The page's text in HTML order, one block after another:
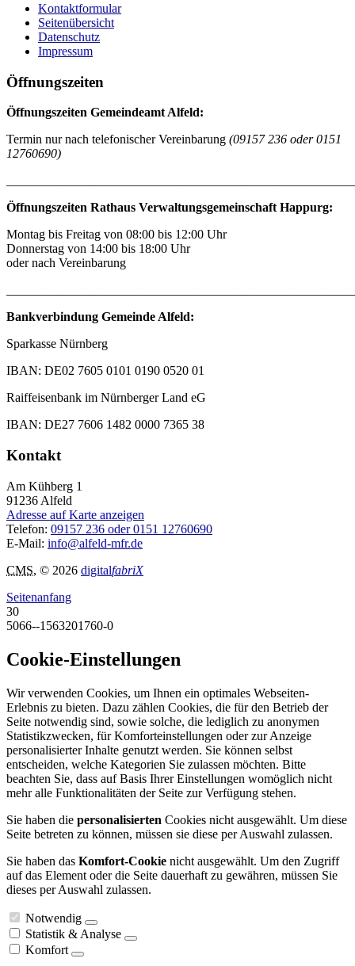
Kontaktformular
Seitenübersicht
Datenschutz
Impressum
Öffnungszeiten
Öffnungszeiten Gemeindeamt Alfeld:
Termin nur nach telefonischer Vereinbarung (09157 236 oder 0151
12760690)
Öffnungszeiten Rathaus Verwaltungsgemeinschaft Happurg:
Montag bis Freitag von 08:00 bis 12:00 Uhr
Donnerstag von 14:00 bis 18:00 Uhr
oder nach Vereinbarung
Bankverbindung Gemeinde Alfeld:
Sparkasse Nürnberg
IBAN: DE02 7605 0101 0190 0520 01
Raiffeisenbank im Nürnberger Land eG
IBAN: DE27 7606 1482 0000 7365 38
Kontakt
Am Kühberg 1
91236 Alfeld
Adresse auf Karte anzeigen
Telefon: 09157 236 oder 0151 12760690
E-Mail: info@alfeld-mfr.de
CMS, © 2026 digitalfabriX
Seitenanfang
30
5066--1563201760-0
Cookie-Einstellungen
Wir verwenden Cookies, um Ihnen ein optimales Webseiten-
Erlebnis zu bieten. Dazu zählen Cookies, die für den Betrieb der
Seite notwendig sind, sowie solche, die lediglich zu anonymen
Statistikzwecken, für Komforteinstellungen oder zur Anzeige
personalisierter Inhalte genutzt werden. Sie können selbst
entscheiden, welche Kategorien Sie zulassen möchten. Bitte
beachten Sie, dass auf Basis Ihrer Einstellungen womöglich nicht
mehr alle Funktionalitäten der Seite zur Verfügung stehen.
Sie haben die personalisierten Cookies nicht ausgewählt. Um diese
Seite betreten zu können, müssen sie diese per Auswahl zulassen.
Sie haben das Komfort-Cookie nicht ausgewählt. Um den Zugriff
auf das Element oder die Seite dauerhaft zu gewähren, müssen Sie
dieses per Auswahl zulassen.
Notwendig
Statistik & Analyse
Komfort